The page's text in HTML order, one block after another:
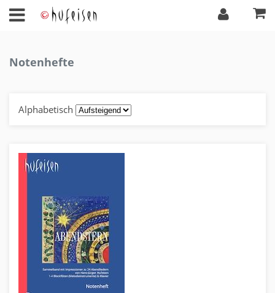
Notenhefte
Alphabetisch